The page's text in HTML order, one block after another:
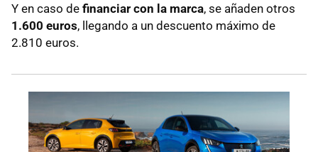
Y en caso de financiar con la marca, se añaden otros
1.600 euros, llegando a un descuento máximo de
2.810 euros.